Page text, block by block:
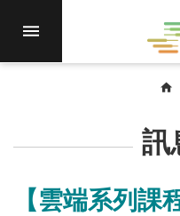
進
園
新
息
訊
【雲端系列